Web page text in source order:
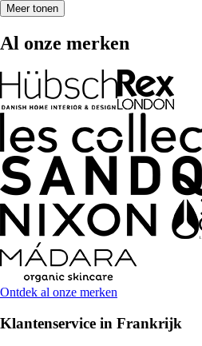
Meer tonen
Al onze merken
Ontdek al onze merken
Klantenservice in Frankrijk